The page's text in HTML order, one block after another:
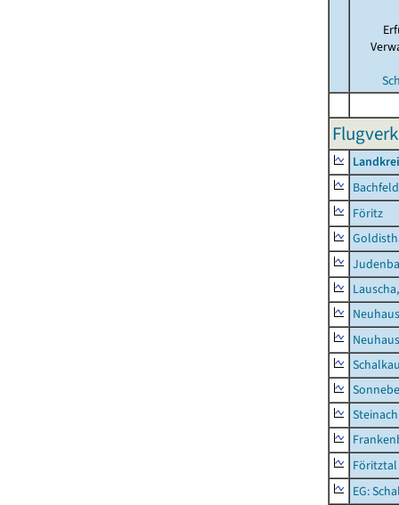
Bachfeld
Föritz
Föritztal
EG: